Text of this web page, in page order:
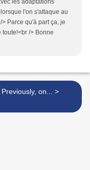
les adaptations
l'on s'attaque au
Parce qu'à part ça, je
/> Bonne
Previously, on... >